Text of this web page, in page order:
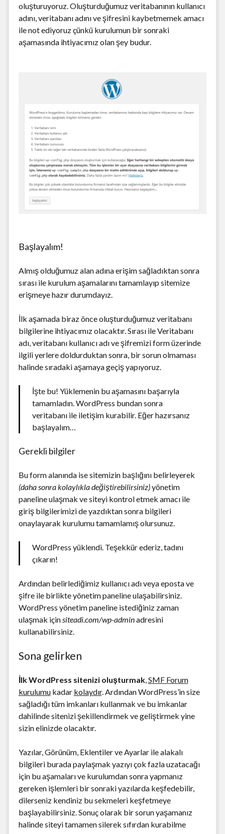
oluşturuyoruz. Oluşturduğumuz veritabanının kullanıcı
adını, veritabanı adını ve şifresini kaybetmemek amacı
ile not ediyoruz çünkü kurulumun bir sonraki
aşamasında ihtiyacımız olan şey budur.
Başlayalım!
Almış olduğumuz alan adına erişim sağladıktan sonra
sırası ile kurulum aşamalarını tamamlayıp sitemize
erişmeye hazır durumdayız.
İlk aşamada biraz önce oluşturduğumuz veritabanı
bilgilerine ihtiyacımız olacaktır. Sırası ile Veritabanı
adı, veritabanı kullanıcı adı ve şifremizi form üzerinde
ilgili yerlere doldurduktan sonra, bir sorun olmaması
halinde sıradaki aşamaya geçiş yapıyoruz.
İşte bu! Yüklemenin bu aşamasını başarıyla
tamamladın. WordPress bundan sonra
veritabanı ile iletişim kurabilir. Eğer hazırsanız
başlayalım…
Gerekli bilgiler
Bu form alanında ise sitemizin başlığını belirleyerek
(daha sonra kolaylıkla değiştirebilirsiniz)yönetim
paneline ulaşmak ve siteyi kontrol etmek amacı ile
giriş bilgilerimizi de yazdıktan sonra bilgileri
onaylayarak kurulumu tamamlamış olursunuz.
WordPress yüklendi. Teşekkür ederiz, tadını
çıkarın!
Ardından belirlediğimiz kullanıcı adı veya eposta ve
şifre ile birlikte yönetim paneline ulaşabilirsiniz.
WordPress yönetim paneline istediğiniz zaman
ulaşmak için siteadi.com/wp-adminadresini
kullanabilirsiniz.
Sona gelirken
İlk WordPress sitenizi oluşturmak, SMF Forum
kurulumukadar kolaydır. Ardından WordPress’in size
sağladığı tüm imkanları kullanmak ve bu imkanlar
dahilinde sitenizi şekillendirmek ve geliştirmek yine
sizin elinizde olacaktır.
Yazılar, Görünüm, Eklentiler ve Ayarlar ile alakalı
bilgileri burada paylaşmak yazıyı çok fazla uzatacağı
için bu aşamaları ve kurulumdan sonra yapmanız
gereken işlemleri bir sonraki yazılarda keşfedebilir,
dilerseniz kendiniz bu sekmeleri keşfetmeye
başlayabilirsiniz. Sonuç olarak bir sorun yaşamanız
halinde siteyi tamamen silerek sıfırdan kurabilme